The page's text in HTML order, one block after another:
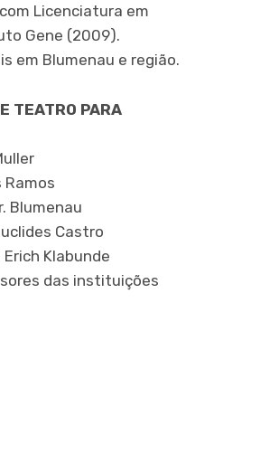
Licenciatura em
Gene (2009).
em Blumenau e região.
TEATRO PARA
Ramos
Blumenau
Castro
Klabunde
das instituições